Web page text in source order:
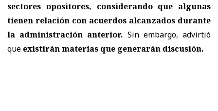
sectores opositores, considerando que algunas
tienen relación con acuerdos alcanzados durante
la administración anterior. Sin embargo, advirtió
que existirán materias que generarán discusión.